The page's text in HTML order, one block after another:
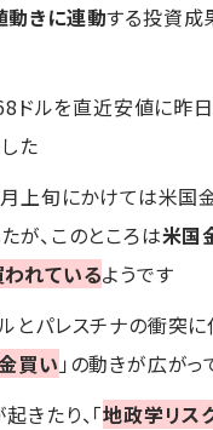
きに連動する投資成
ルを直近安値に昨
た
上旬にかけては米国
が、このところは米国
われているようです
とパレスチナの衝突に
買い 」の動きが広が
きたり、「地政学リス